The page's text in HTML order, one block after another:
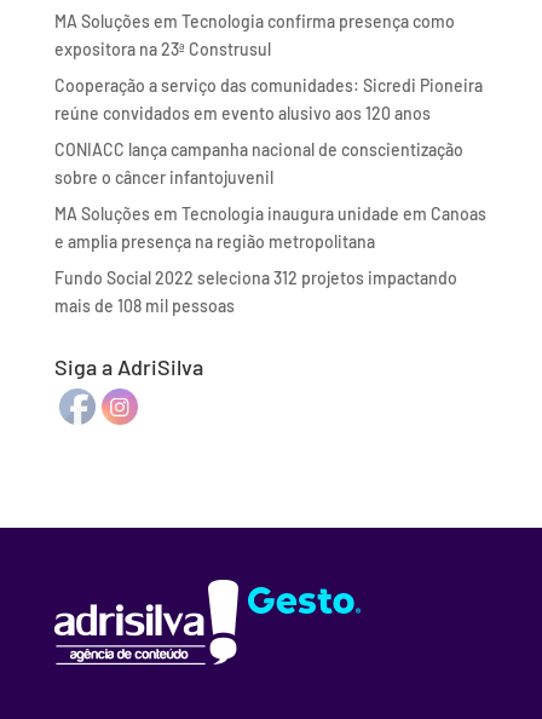
MA Soluções em Tecnologia confirma presença como
expositora na 23ª Construsul
Cooperação a serviço das comunidades: Sicredi Pioneira
reúne convidados em evento alusivo aos 120 anos
CONIACC lança campanha nacional de conscientização
sobre o câncer infantojuvenil
MA Soluções em Tecnologia inaugura unidade em Canoas
e amplia presença na região metropolitana
Fundo Social 2022 seleciona 312 projetos impactando
mais de 108 mil pessoas
Siga a AdriSilva